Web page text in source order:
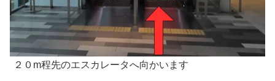
２０m程先のエスカレータへ向かいます